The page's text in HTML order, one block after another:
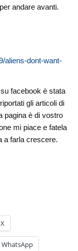
andare avanti.
aliens-dont-want-
facebook è stata
gli articoli di
pagina è di vostro
mi piace e fatela
a farla crescere.
X
WhatsApp